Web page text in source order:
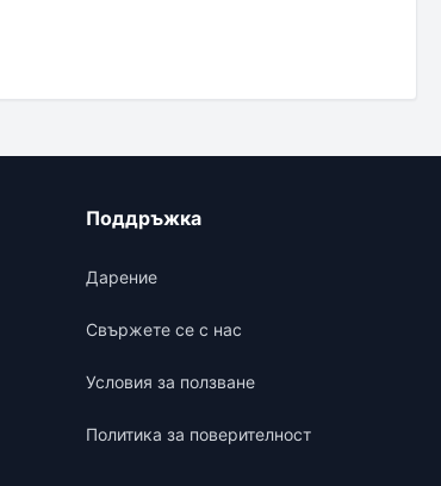
Поддръжка
Дарение
Свържете се с нас
Условия за ползване
Политика за поверителност